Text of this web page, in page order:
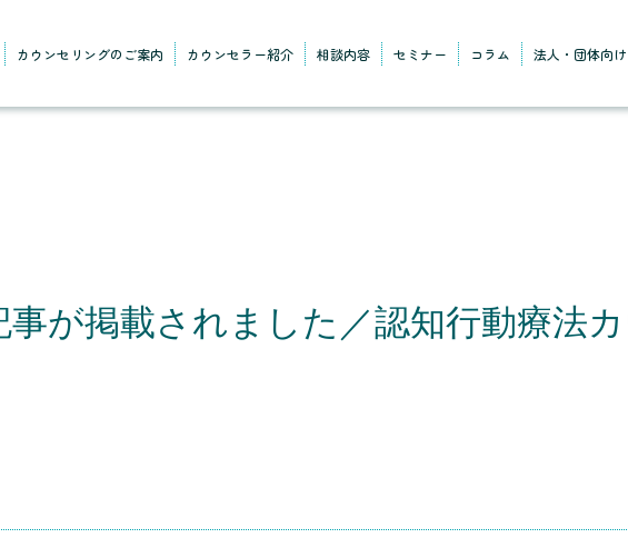
カウンセリングのご案内 カウンセラー紹介 相談内容 セミナー コラム 法人・団体向け
が掲載されました／認知行動療法